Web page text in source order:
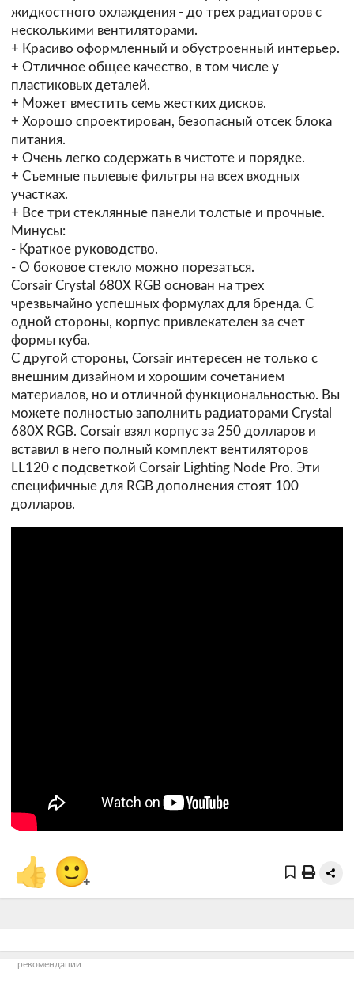
жидкостного охлаждения - до трех радиаторов с
несколькими вентиляторами.
+ Красиво оформленный и обустроенный интерьер.
+ Отличное общее качество, в том числе у
пластиковых деталей.
+ Может вместить семь жестких дисков.
+ Хорошо спроектирован, безопасный отсек блока
питания.
+ Очень легко содержать в чистоте и порядке.
+ Съемные пылевые фильтры на всех входных
участках.
+ Все три стеклянные панели толстые и прочные.
Минусы:
- Краткое руководство.
- О боковое стекло можно порезаться.
Corsair Crystal 680X RGB основан на трех
чрезвычайно успешных формулах для бренда. С
одной стороны, корпус привлекателен за счет
формы куба.
С другой стороны, Corsair интересен не только с
внешним дизайном и хорошим сочетанием
материалов, но и отличной функциональностью. Вы
можете полностью заполнить радиаторами Crystal
680X RGB. Corsair взял корпус за 250 долларов и
вставил в него полный комплект вентиляторов
LL120 с подсветкой Corsair Lighting Node Pro. Эти
специфичные для RGB дополнения стоят 100
долларов.
👍 🙂+
рекомендации